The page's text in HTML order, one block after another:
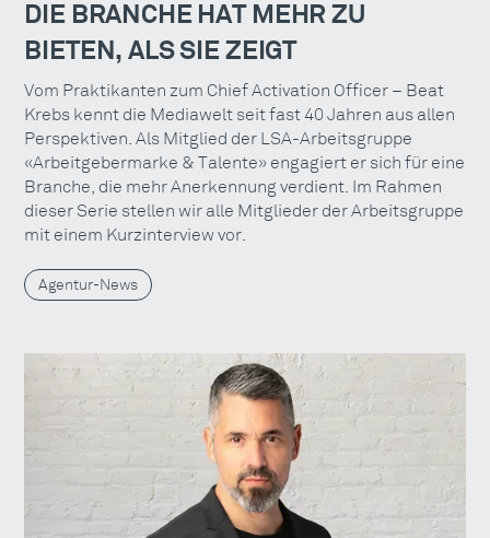
DIE BRANCHE HAT MEHR ZU
BIETEN, ALS SIE ZEIGT
Vom Praktikanten zum Chief Activation Officer – Beat
Krebs kennt die Mediawelt seit fast 40 Jahren aus allen
Perspektiven. Als Mitglied der LSA-Arbeitsgruppe
«Arbeitgebermarke & Talente» engagiert er sich für eine
Branche, die mehr Anerkennung verdient. Im Rahmen
dieser Serie stellen wir alle Mitglieder der Arbeitsgruppe
mit einem Kurzinterview vor.
Agentur-News